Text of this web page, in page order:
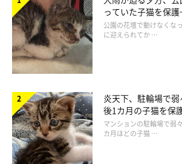
ます）
3ヶ月前に友達が引き取った元野良猫（推定
ブラッシングしまくって栄養価の高いご飯を
←3ヶ月前 現在→ pic.twitter.com/
— あさみA (@wattant)February 24, 2024
っていた子猫を保
と“姉妹”のような関
公園の花壇で動けなくな
に迎えられてか …
炎天下、駐輪場で
後1カ月の子猫を保
でツンデレなコに成
マンションの駐輪場で弱
カ月ほどの子猫 …